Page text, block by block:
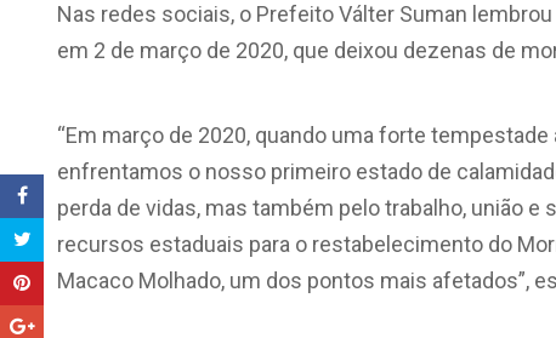
Nas redes sociais, o Prefeito Válter Suman
em 2 de março de 2020, que deixou dezenas de
“Em março de 2020, quando uma forte
enfrentamos o nosso primeiro estado de
perda de vidas, mas também pelo trabalho, união
recursos estaduais para o restabelecimento do
Macaco Molhado, um dos pontos mais afetados”,